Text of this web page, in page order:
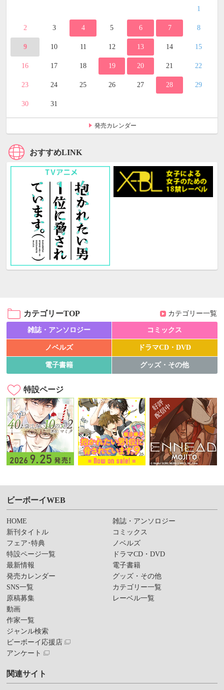
1
2 3 4 5 6 7 8
9 10 11 12 13 14 15
16 17 18 19 20 21 22
23 24 25 26 27 28 29
30 31
発売カレンダー
おすすめLINK
カテゴリーTOP カテゴリー一覧
雑誌・アンソロジー コミックス
ノベルズ ドラマCD・DVD
電子書籍 グッズ・その他
特設ページ
ビーボーイWEB
HOME
新刊タイトル
フェア･特典
特設ページ一覧
最新情報
発売カレンダー
SNS一覧
原稿募集
動画
作家一覧
ジャンル検索
ビーボーイ応援店
アンケート
雑誌・アンソロジー
コミックス
ノベルズ
ドラマCD・DVD
電子書籍
グッズ・その他
カテゴリー一覧
レーベル一覧
関連サイト